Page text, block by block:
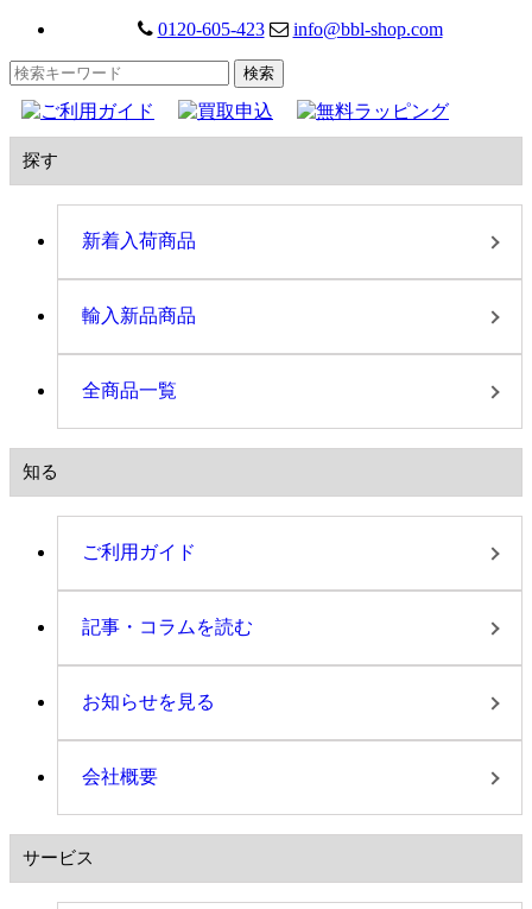
0120-605-423 info@bbl-shop.com
探す
新着入荷商品
輸入新品商品
全商品一覧
知る
ご利用ガイド
記事・コラムを読む
お知らせを見る
会社概要
サービス